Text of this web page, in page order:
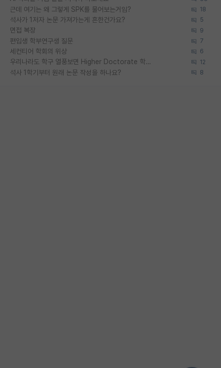
근데 여기는 왜 그렇게 SPK를 물어보는거임? 18
석사가 1저자 논문 가져가는게 흔한건가요? 5
면접 복장 9
편입생 학부연구생 질문 7
세컨티어 학회의 위상 6
우리나라도 학구 열풍보면 Higher Doctorate 학위가 필요하다고 봅니다. 12
석사 1학기부터 원래 논문 작성을 하나요? 8